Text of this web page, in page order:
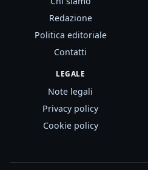
Redazione
Politica editoriale
Contatti
LEGALE
Note legali
Privacy policy
Cookie policy